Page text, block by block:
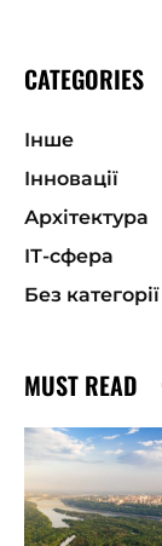
CATEGORIES
Інше
Інновації
Архітектура
ІТ-сфера
Без категорії
MUST READ